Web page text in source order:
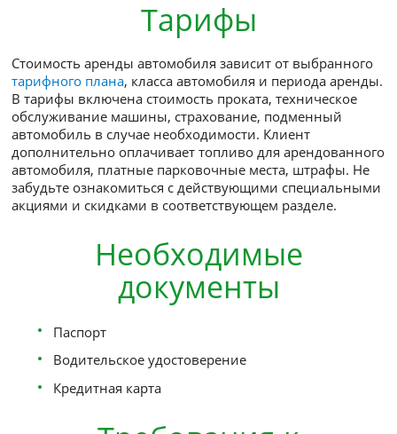
Минимальное время предоставления
часа с момента оформления заказа. При
резервируется класс автомобиля, а не конкретная
модель. Однако Ваши пожелания по марке,
типу кузова и цвету будут учтены.
Тарифы
Стоимость аренды автомобиля зависит от
В тарифы включена стоимость проката,
обслуживание машины, страхование, подменный
автомобиль в случае необходимости. Клиент
дополнительно оплачивает топливо для
автомобиля, платные парковочные места,
забудьте ознакомиться с действующими
акциями и скидками в соответствующем разделе.